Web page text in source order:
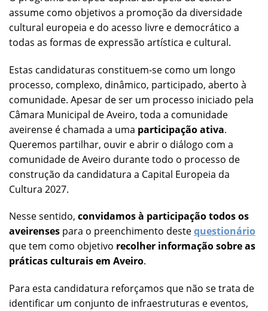
assume como objetivos a promoção da diversidade
cultural europeia e do acesso livre e democrático a
todas as formas de expressão artística e cultural.
Estas candidaturas constituem-se como um longo
processo, complexo, dinâmico, participado, aberto à
comunidade. Apesar de ser um processo iniciado pela
Câmara Municipal de Aveiro, toda a comunidade
aveirense é chamada a uma participação ativa.
Queremos partilhar, ouvir e abrir o diálogo com a
comunidade de Aveiro durante todo o processo de
construção da candidatura a Capital Europeia da
Cultura 2027.
Nesse sentido, convidamos à participação todos os
aveirenses para o preenchimento destequestionário
que tem como objetivo recolher informação sobre as
práticas culturais em Aveiro.
Para esta candidatura reforçamos que não se trata de
identificar um conjunto de infraestruturas e eventos,